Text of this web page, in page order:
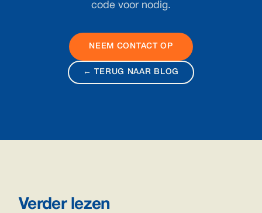
code voor nodig.
NEEM CONTACT OP
← TERUG NAAR BLOG
Verder lezen